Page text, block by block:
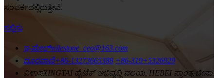
ಸಂಪರ್ಕದಲ್ಲಿರುತ್ತೇವೆ.
ಸಲ್ಲಿಸು
ಇ-ಮೇಲ್milestone_ceo@163.com
ದೂರವಾಣಿ+86-13273665388 +86-319+5326929
ವಿಳಾಸXINGTAI ಹೈಟೆಕ್ ಅಭಿವೃದ್ಧಿ ವಲಯ, HEBEI ಪ್ರಾಂತ್ಯ ಚೀನಾ.